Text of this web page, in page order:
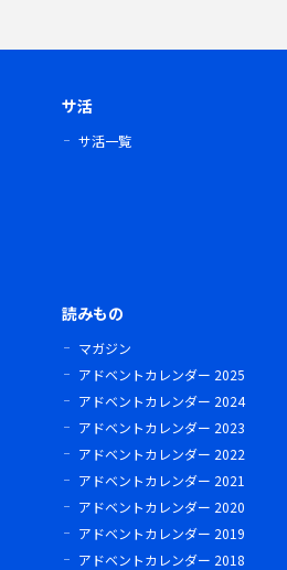
サ活
サ活一覧
読みもの
マガジン
アドベントカレンダー 2025
アドベントカレンダー 2024
アドベントカレンダー 2023
アドベントカレンダー 2022
アドベントカレンダー 2021
アドベントカレンダー 2020
アドベントカレンダー 2019
アドベントカレンダー 2018